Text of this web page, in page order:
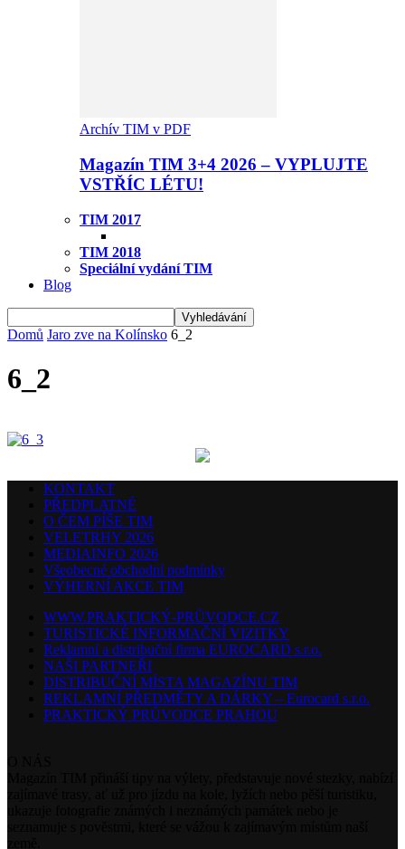
Archív TIM v PDF
Magazín TIM 3+4 2026 – VYPLUJTE
VSTŘÍC LÉTU!
TIM 2017
TIM 2018
Speciální vydání TIM
Blog
Domů Jaro zve na Kolínsko 6_2
6_2
KONTAKT
PŘEDPLATNÉ
O ČEM PÍŠE TIM
VELETRHY 2026
MEDIAINFO 2026
Všeobecné obchodní podmínky
VÝHERNÍ AKCE TIM
WWW.PRAKTICKÝ-PRŮVODCE.CZ
TURISTICKÉ INFORMAČNÍ VIZITKY
Reklamní a distribuční firma EUROCARD s.r.o.
NAŠI PARTNEŘI
DISTRIBUČNÍ MÍSTA MAGAZÍNU TIM
REKLAMNÍ PŘEDMĚTY A DÁRKY – Eurocard s.r.o.
PRAKTICKÝ PRŮVODCE PRAHOU